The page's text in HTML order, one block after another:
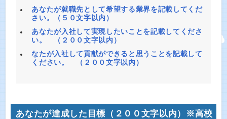
あなたが就職先として希望する業界を記載してくだ
さい。（５０文字以内）
あなたが入社して実現したいことを記載してくださ
い。 （２００文字以内）
なたが入社して貢献ができると思うことを記載して
ください。 （２００文字以内）
あなたが達成した目標（２００文字以内）※高校